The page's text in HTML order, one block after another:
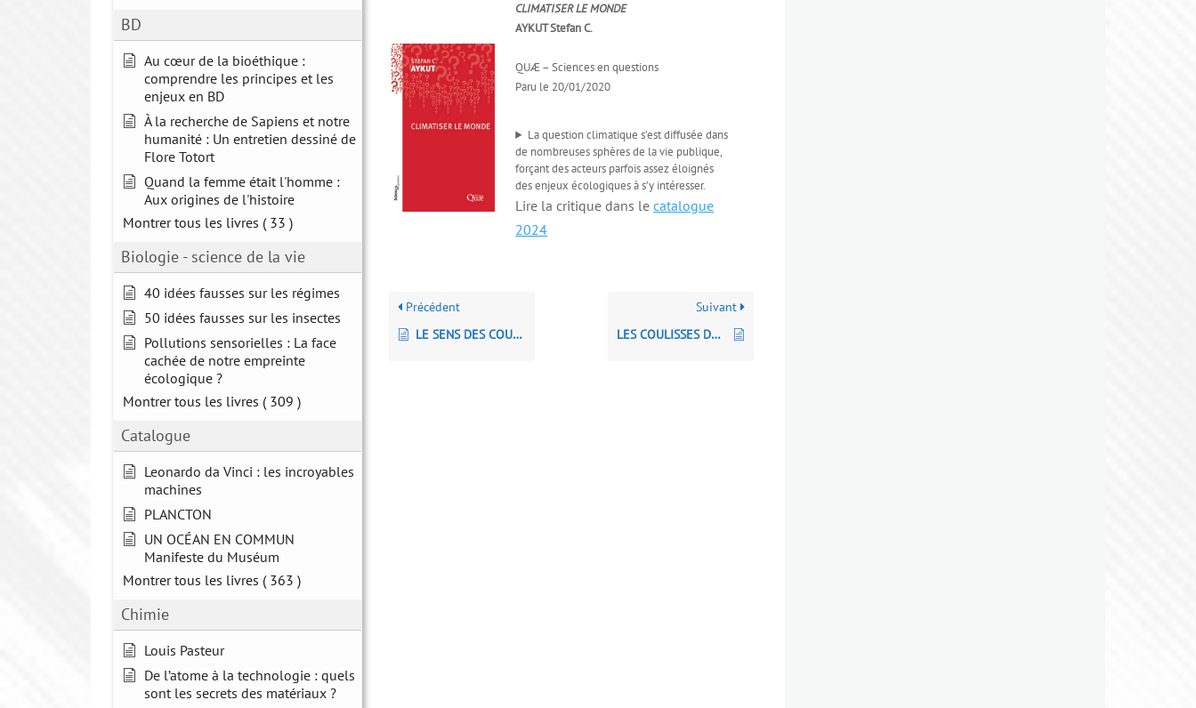
BD
Au cœur de la bioéthique :
comprendre les principes et les
enjeux en BD
À la recherche de Sapiens et notre
humanité : Un entretien dessiné de
Flore Totort
Quand la femme était l'homme :
Aux origines de l'histoire
Montrer tous les livres ( 33 )
Biologie - science de la vie
40 idées fausses sur les régimes
50 idées fausses sur les insectes
Pollutions sensorielles : La face
cachée de notre empreinte
écologique ?
Montrer tous les livres ( 309 )
Catalogue
Leonardo da Vinci : les incroyables
machines
PLANCTON
UN OCÉAN EN COMMUN
Manifeste du Muséum
Montrer tous les livres ( 363 )
Chimie
Louis Pasteur
De l’atome à la technologie : quels
sont les secrets des matériaux ?
CLIMATISER LE MONDE
AYKUT Stefan C.
QUÆ – Sciences en questions
Paru le 20/01/2020
La question climatique s’est diffusée dans
de nombreuses sphères de la vie publique,
forçant des acteurs parfois assez éloignés
des enjeux écologiques à s’y intéresser.
Lire la critique dans lecatalogue
2024
Précédent
LE SENS DES COULEURS
Suivant
LES COULISSES DU CINÉMA